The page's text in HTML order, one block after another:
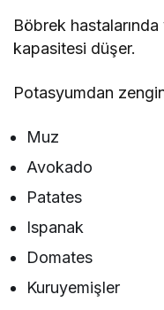
Böbrek
kapasitesi düşer.
Potasyumdan
Muz
Avokado
Patates
Ispanak
Domates
Kuruyemişler